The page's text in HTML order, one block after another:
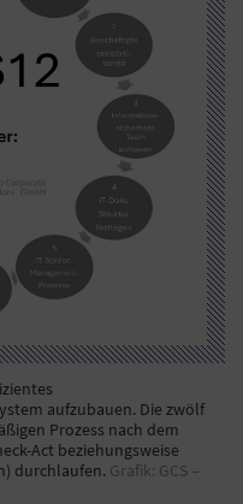
aufzubauen. Die zwölf
Prozess nach dem
Act beziehungsweise
durchlaufen. Grafik: GCS –